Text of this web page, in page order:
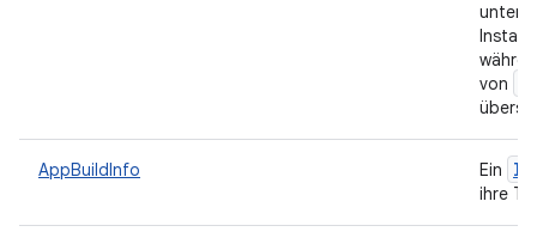
von
AppBuildInfo Ein
ihre